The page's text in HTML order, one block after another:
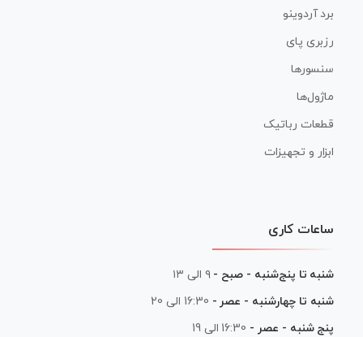
برد آردوینو
رزبری پای
سنسورها
ماژول‌ها
قطعات رباتیک
ابزار و تجهیزات
ساعات کاری
شنبه تا پنج‌شنبه - صبح - ۹ الی ۱۳
شنبه تا چهارشنبه - عصر - 16:30 الی 20
پنج شنبه - عصر - 16:30 الی 19